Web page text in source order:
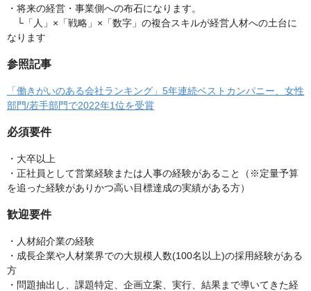
・将来の経営・事業側への布石になります。
└「人」×「戦略」×「数字」の複合スキルが経営人材への土台に
なります
参照記事
「働きがいのある会社ランキング」5年連続ベストカンパニー、女性
部門/若手部門で2022年1位を受賞
必須要件
・大卒以上
・正社員として営業経験または人事の経験があること（※定量予算
を追った経験がありかつ高い目標達成の実績がある方）
歓迎要件
・人材紹介業の経験
・成長企業や人材業界での大規模人数(100名以上)の採用経験がある
方
・問題抽出し、課題特定、企画立案、実行、結果まで導いてきた経